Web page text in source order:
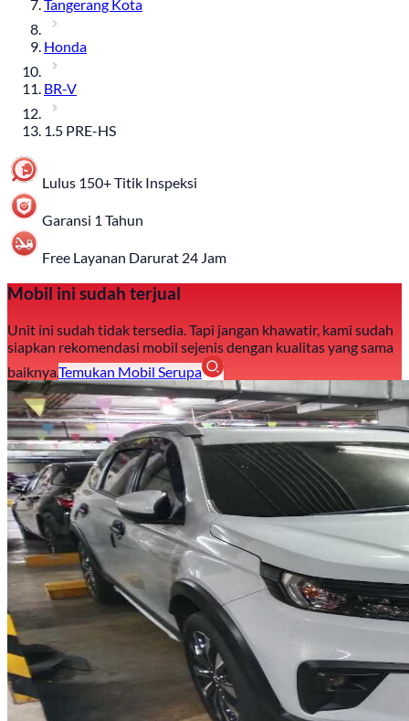
Tangerang Kota
Honda
BR-V
1.5 PRE-HS
Lulus 150+ Titik Inspeksi
Garansi 1 Tahun
Free Layanan Darurat 24 Jam
Mobil ini sudah terjual
Unit ini sudah tidak tersedia. Tapi jangan khawatir, kami sudah
siapkan rekomendasi mobil sejenis dengan kualitas yang sama
baiknya.Temukan Mobil Serupa